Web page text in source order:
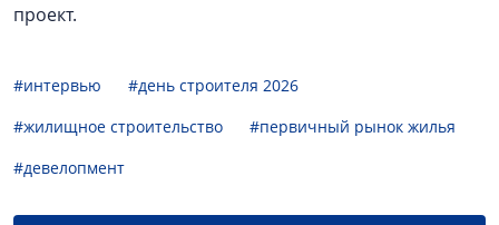
проект.
#интервью
#день строителя 2026
#жилищное строительство
#первичный рынок жилья
#девелопмент